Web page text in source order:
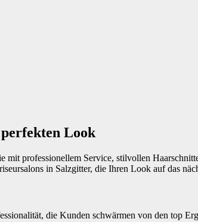
Look
professionellem Service, stilvollen
in Salzgitter, die Ihren Look auf das
die Kunden schwärmen von den top